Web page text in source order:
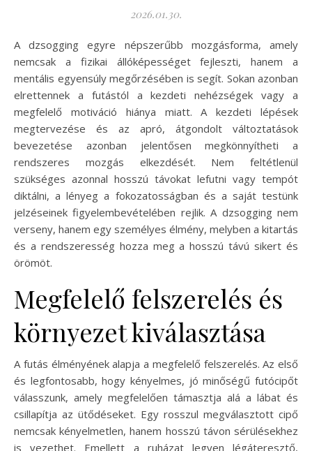
2026.01.30.
A dzsogging egyre népszerűbb mozgásforma, amely
nemcsak a fizikai állóképességet fejleszti, hanem a
mentális egyensúly megőrzésében is segít. Sokan azonban
elrettennek a futástól a kezdeti nehézségek vagy a
megfelelő motiváció hiánya miatt. A kezdeti lépések
megtervezése és az apró, átgondolt változtatások
bevezetése azonban jelentősen megkönnyítheti a
rendszeres mozgás elkezdését. Nem feltétlenül
szükséges azonnal hosszú távokat lefutni vagy tempót
diktálni, a lényeg a fokozatosságban és a saját testünk
jelzéseinek figyelembevételében rejlik. A dzsogging nem
verseny, hanem egy személyes élmény, melyben a kitartás
és a rendszeresség hozza meg a hosszú távú sikert és
örömöt.
Megfelelő felszerelés és
környezet kiválasztása
A futás élményének alapja a megfelelő felszerelés. Az első
és legfontosabb, hogy kényelmes, jó minőségű futócipőt
válasszunk, amely megfelelően támasztja alá a lábat és
csillapítja az ütődéseket. Egy rosszul megválasztott cipő
nemcsak kényelmetlen, hanem hosszú távon sérülésekhez
is vezethet. Emellett a ruházat legyen légáteresztő,